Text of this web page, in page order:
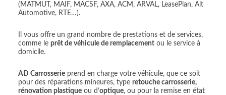
(MATMUT, MAIF, MACSF, AXA, ACM, ARVAL, LeasePlan, Alt
Automotive, RTE…).
Il vous offre un grand nombre de prestations et de services,
comme le prêt de véhicule de remplacement ou le service à
domicile.
AD Carrosserie prend en charge votre véhicule, que ce soit
pour des réparations mineures, type retouche carrosserie,
rénovation plastique ou d’optique, ou pour la remise en état